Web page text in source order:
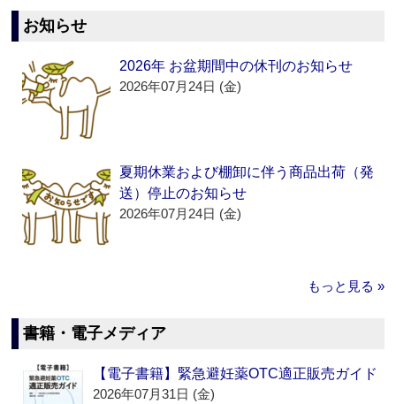
お知らせ
2026年 お盆期間中の休刊のお知らせ
2026年07月24日 (金)
夏期休業および棚卸に伴う商品出荷（発
送）停止のお知らせ
2026年07月24日 (金)
もっと見る »
書籍・電子メディア
【電子書籍】緊急避妊薬OTC適正販売ガイド
2026年07月31日 (金)